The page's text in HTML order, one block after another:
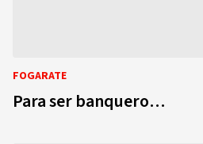
FOGARATE
Para ser banquero…